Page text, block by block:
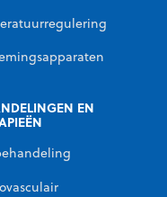
EN